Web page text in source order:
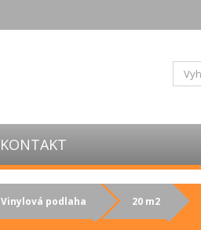
KONTAKT
Vinylová podlaha 20 m2